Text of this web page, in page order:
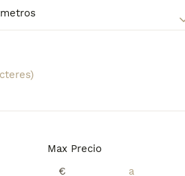
Max Precio
€
información sobre esta raza
Terrier Perros para
esta búsqueda guarda tu
el resultado perfecto: